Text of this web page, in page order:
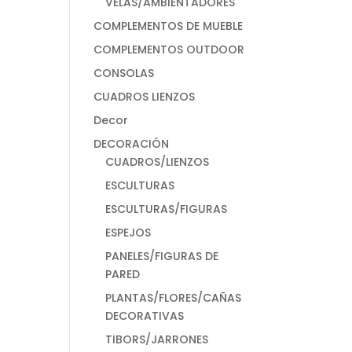
COMPLEMENTOS DE MUEBLE
COMPLEMENTOS OUTDOOR
CONSOLAS
CUADROS LIENZOS
Decor
DECORACIÓN
CUADROS/LIENZOS
ESCULTURAS
ESCULTURAS/FIGURAS
ESPEJOS
PANELES/FIGURAS DE
PARED
PLANTAS/FLORES/CAÑAS
DECORATIVAS
TIBORS/JARRONES